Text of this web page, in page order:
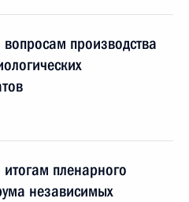
производства
пленарного
независимых